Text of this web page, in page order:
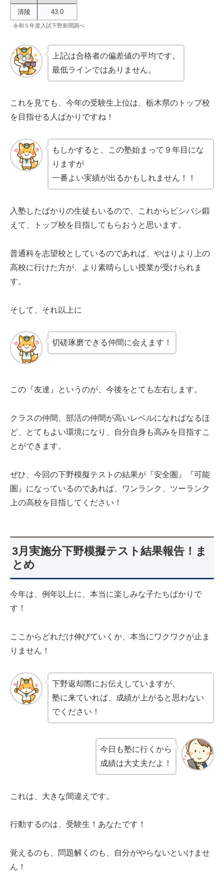
清陵 43.0
令和５年度入試下野新聞調べ
上記は合格者の偏差値の平均です。
最低ラインではありません。
これを見ても、今年の受験生上位は、栃木県のトップ校
を目指せる人ばかりですね！
もしかすると、この塾始まって９年目にな
りますが
一番よい実績が出るかもしれません！！
入塾したばかりの生徒もいるので、これからビシバシ鍛
えて、トップ校を目指してもらおうと思います。
普通科を志望校としているのであれば、やはりより上の
高校に行けた方が、より素晴らしい授業が受けられま
す。
そして、それ以上に
切磋琢磨できる仲間に会えます！
この『友達』というのが、今後をとても左右します。
クラスの仲間、部活の仲間が高いレベルになればなるほ
ど、とてもよい環境になり、自分自身も高みを目指すこ
とができます。
ぜひ、今回の下野模擬テストの結果が『安全圏』『可能
圏』になっているのであれば、ワンランク、ツーランク
上の高校を目指してください！
3月実施分下野模擬テスト結果報告！ま
とめ
今年は、例年以上に、本当に楽しみな子たちばかりで
す！
ここからどれだけ伸びていくか、本当にワクワクが止ま
りません！
下野返却際にお伝えしていますが、
塾に来ていれば、成績が上がると思わない
でください！
今日も塾に行くから
成績は大丈夫だよ！
これは、大きな間違えです。
行動するのは、受験生！あなたです！
覚えるのも、問題解くのも、自分がやらないといけませ
ん！